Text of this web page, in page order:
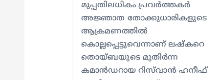
മുപ്പതിലധികം പ്രവർത്തകർ
അജ്ഞാത തോക്കുധാരികളുടെ
ആക്രമണത്തിൽ
കൊല്ലപ്പെട്ടുവെന്നാണ് ലഷ്കറെ
തൊയ്ബയുടെ മുതിർന്ന
കമാൻഡറായ റിസ്‌വാൻ ഹനീഫ്